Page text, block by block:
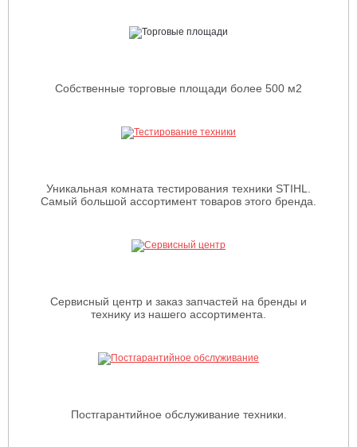
Собственные торговые площади более 500 м2
Уникальная комната тестирования техники STIHL.
Самый большой ассортимент товаров этого бренда.
Сервисный центр и заказ запчастей на бренды и
технику из нашего ассортимента.
Постгарантийное обслуживание техники.